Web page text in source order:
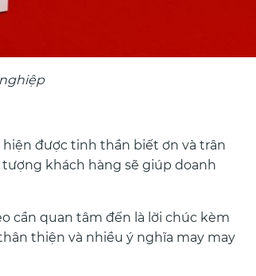
được tinh thần biết ơn và trân
khách hàng sẽ giúp doanh
cần quan tâm đến là lời chúc kèm
thiện và nhiều ý nghĩa may may